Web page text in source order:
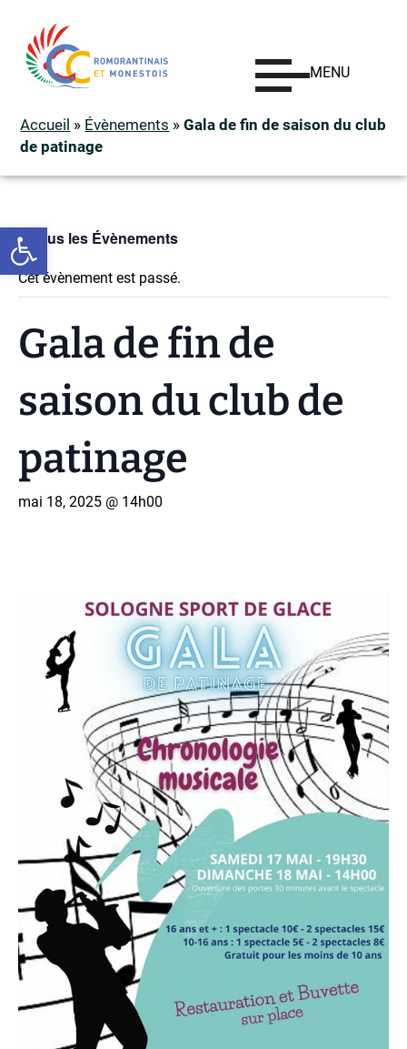
Ouvrir la barre d’outils
MENU
Accueil » Évènements »Gala de fin de saison du club
de patinage
« Tous les Évènements
Cet évènement est passé.
Gala de fin de
saison du club de
patinage
mai 18, 2025 @ 14h00